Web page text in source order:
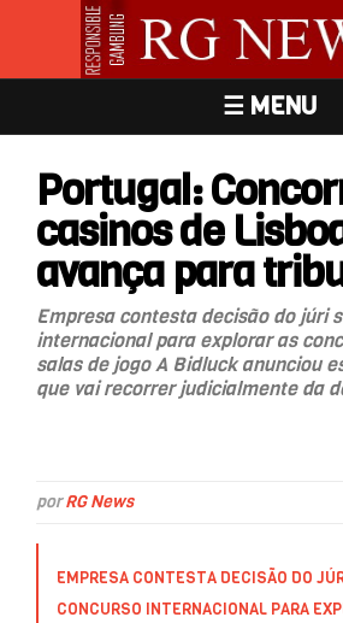
☰ MENU
Portugal:
casinos de
avança para
Empresa contesta decisão do júri
internacional para explorar as
salas de jogo A Bidluck anunciou
que vai recorrer judicialmente da
porRG News
EMPRESA CONTESTA DECISÃO DO
CONCURSO INTERNACIONAL PARA